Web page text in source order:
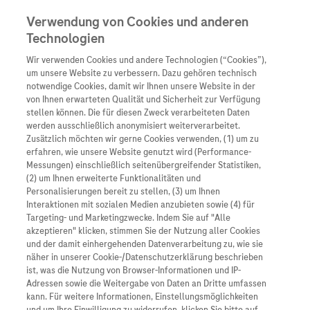
Unternehmen
Übersicht
Wer wir sind
Was uns antreibt
Unsere Standorte
Roche Stories
Events
Innovation
Übersicht
Forschung
Personalisierte
Digitalisierung
Blog Zukunftslabor
Übersicht
Unser Service für
Informationen zu
Diagnostik ist
Klinische Studien
Arzneimittel
Übersicht
Arzneimittel A-Z
Roche Pipeline
Roche Fachportal
Diagnostik
Kontakt
Presse
Karriere
Verwendung von Cookies und anderen
Technologien
Wir verwenden Cookies und andere Technologien (“Cookies”),
um unsere Website zu verbessern. Dazu gehören technisch
notwendige Cookies, damit wir Ihnen unsere Website in der
von Ihnen erwarteten Qualität und Sicherheit zur Verfügung
stellen können. Die für diesen Zweck verarbeiteten Daten
werden ausschließlich anonymisiert weiterverarbeitet.
Zusätzlich möchten wir gerne Cookies verwenden, (1) um zu
erfahren, wie unsere Website genutzt wird (Performance-
Messungen) einschließlich seitenübergreifender Statistiken,
(2) um Ihnen erweiterte Funktionalitäten und
Personalisierungen bereit zu stellen, (3) um Ihnen
Interaktionen mit sozialen Medien anzubieten sowie (4) für
Targeting- und Marketingzwecke. Indem Sie auf "Alle
akzeptieren" klicken, stimmen Sie der Nutzung aller Cookies
und der damit einhergehenden Datenverarbeitung zu, wie sie
näher in unserer Cookie-/Datenschutzerklärung beschrieben
ist, was die Nutzung von Browser-Informationen und IP-
Adressen sowie die Weitergabe von Daten an Dritte umfassen
kann. Für weitere Informationen, Einstellungsmöglichkeiten